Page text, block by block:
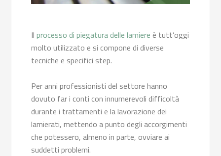
Ilprocesso di piegatura delle lamiere è tutt’oggi
molto utilizzato e si compone di diverse
tecniche e specifici step.
Per anni professionisti del settore hanno
dovuto far i conti con innumerevoli difficoltà
durante i trattamenti e la lavorazione dei
lamierati, mettendo a punto degli accorgimenti
che potessero, almeno in parte, ovviare ai
suddetti problemi.